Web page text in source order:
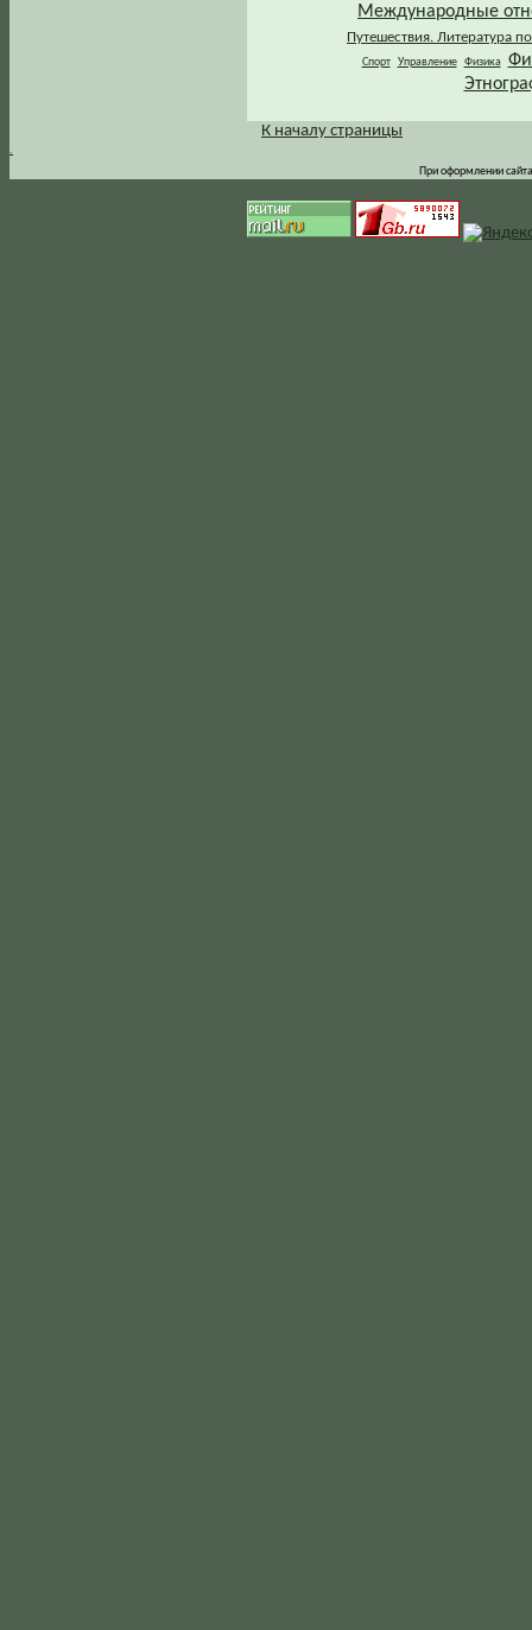
Международные
Путешествия. Литература
Спорт Управление Физика
.
К началу страницы
При оформлении